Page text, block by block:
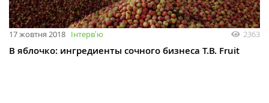
17 жовтня 2018 Інтервʼю 2363
В яблочко: ингредиенты сочного бизнеса T.B. Fruit